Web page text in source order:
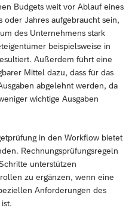
Budgets weit vor Ablauf eines
oder Jahres aufgebraucht sein,
des Unternehmens stark
beispielsweise in
Außerdem führt eine
Mittel dazu, dass für das
abgelehnt werden, da
wichtige Ausgaben
in den Workflow bietet
Rechnungsprüfungsregeln
unterstützen
zu ergänzen, wenn eine
Anforderungen des